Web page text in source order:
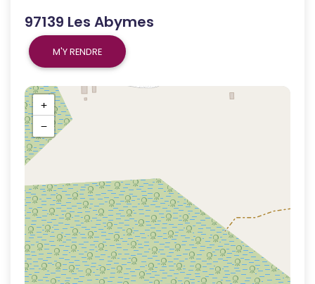
97139 Les Abymes
M'Y RENDRE
+
−